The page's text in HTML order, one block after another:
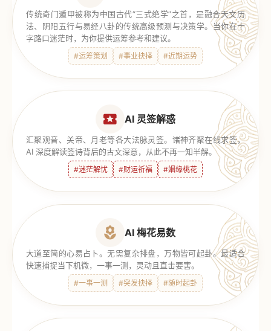
传统奇门遁甲被称为中国古代“三式绝学”之首，是融合天文历
法、阴阳五行与易经八卦的传统高级预测与决策学。当你在十
字路口迷茫时，为你提供运筹参考和建议。
#运筹策划 #事业抉择 #近期运势
AI 灵签解惑
汇聚观音、关帝、月老等各大法脉灵签。诸神齐聚在线求签，
AI 深度解读签诗背后的古文深意，从此不再一知半解。
#迷茫解忧 #财运祈福 #姻缘桃花
AI 梅花易数
大道至简的心易占卜。无需复杂排盘，万物皆可起卦。最适合
快速捕捉当下机微，一事一测，灵动且直击要害。
#一事一测 #突发抉择 #随时起卦